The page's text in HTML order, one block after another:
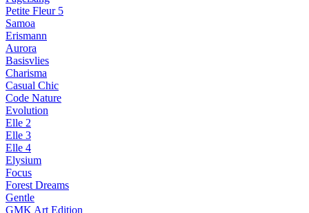
Petite Fleur 5
Samoa
Erismann
Aurora
Basisvlies
Charisma
Casual Chic
Code Nature
Evolution
Elle 2
Elle 3
Elle 4
Elysium
Focus
Forest Dreams
Gentle
GMK Art Edition